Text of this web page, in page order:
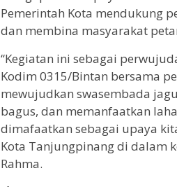
Pemerintah Kota mendukung
dan membina masyarakat
“Kegiatan ini sebagai
Kodim 0315/Bintan bersama
mewujudkan swasembada
bagus, dan memanfaatkan
dimafaatkan sebagai upaya
Kota Tanjungpinang di dalam
Rahma.